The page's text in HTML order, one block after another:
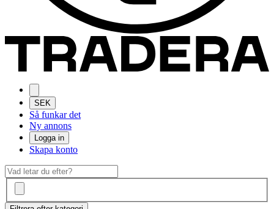
SEK
Så funkar det
Ny annons
Logga in
Skapa konto